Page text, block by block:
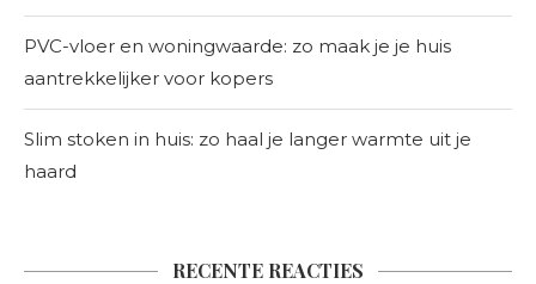
PVC-vloer en woningwaarde: zo maak je je huis
aantrekkelijker voor kopers
Slim stoken in huis: zo haal je langer warmte uit je
haard
RECENTE REACTIES